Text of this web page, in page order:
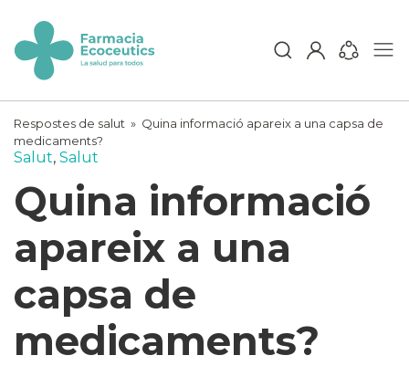
content
ecoceutics
Respostes de salut » Quina informació apareix a una capsa de
medicaments?
Salut, Salut
Quina informació
apareix a una
capsa de
medicaments?